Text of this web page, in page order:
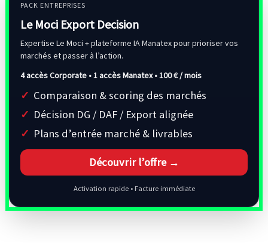
PACK ENTREPRISES
Le Moci Export Decision
Expertise Le Moci + plateforme IA Manatex pour prioriser vos
marchés et passer à l’action.
4 accès Corporate • 1 accès Manatex •100 € / mois
Comparaison & scoring des marchés
Décision DG / DAF / Export alignée
Plans d’entrée marché & livrables
Découvrir l’offre →
Activation rapide • Facture immédiate